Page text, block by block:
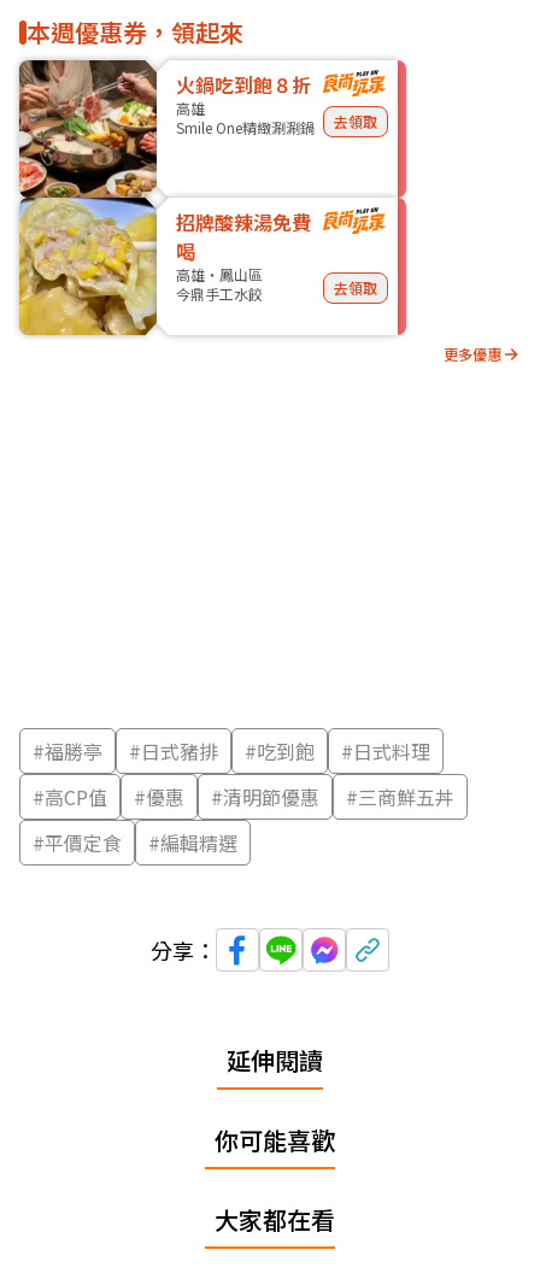
本週優惠券，領起來
火鍋吃到飽８折
高雄
Smile One精緻涮涮鍋
去領取
招牌酸辣湯免費
喝
高雄・鳳山區
今鼎手工水餃
去領取
更多優惠
#福勝亭 #日式豬排 #吃到飽 #日式料理
#高CP值 #優惠 #清明節優惠 #三商鮮五丼
#平價定食 #編輯精選
分享：
延伸閱讀
你可能喜歡
大家都在看